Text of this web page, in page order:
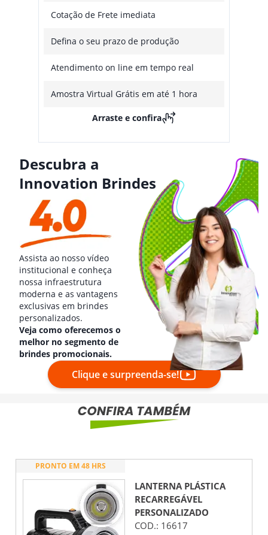
Cotação de Frete imediata
Defina o seu prazo de produção
Atendimento on line em tempo real
Amostra Virtual Grátis em até 1 hora
Arraste e confira
Descubra a
Innovation Brindes
Assista ao nosso vídeo
institucional e conheça
nossa infraestrutura
moderna e as vantagens
exclusivas em brindes
personalizados.
Veja como oferecemos o
melhor no segmento de
brindes promocionais.
Clique e surpreenda-se!
PRONTO EM 48 HRS
LANTERNA PLÁSTICA
RECARREGÁVEL
PERSONALIZADO
COD.: 16617